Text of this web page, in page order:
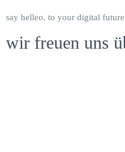
say helleo. to your digital future
wir freuen uns